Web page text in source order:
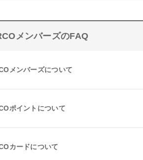
メンバーズのFAQ
メンバーズについて
ポイントについて
カードについて